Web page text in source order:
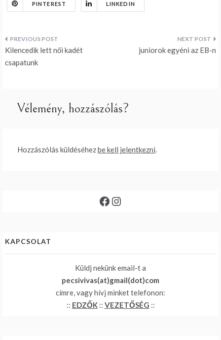
PINTEREST LINKEDIN
Bejegyzés
navigáció
Kilencedik lett női kadét
csapatunk
juniorok egyéni az EB-n
Vélemény, hozzászólás?
Hozzászólás küldéséhezbe kell jelentkezni.
Facebook
Instagram
KAPCSOLAT
Küldj nekünk email-t a
pecsivivas(at)gmail(dot)com
címre, vagy hívj minket telefonon:
:: EDZŐK:: VEZETŐSÉG ::